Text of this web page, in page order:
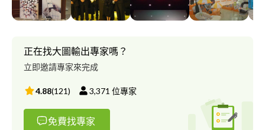
正在找大圖輸出專家嗎？
立即邀請專家來完成
4.88(121) 3,371 位專家
免費找專家